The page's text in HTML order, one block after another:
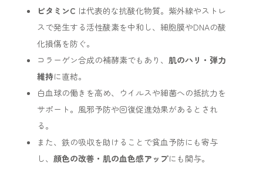
ビタミンC は代表的な抗酸化物質。紫外線やストレ
スで発生する活性酸素を中和し、細胞膜やDNAの酸
化損傷を防ぐ。
コラーゲン合成の補酵素でもあり、肌のハリ・弾力
維持に直結。
白血球の働きを高め、ウイルスや細菌への抵抗力を
サポート。風邪予防や回復促進効果があるとされ
る。
また、鉄の吸収を助けることで貧血予防にも寄与
し、顔色の改善・肌の血色感アップにも関与。